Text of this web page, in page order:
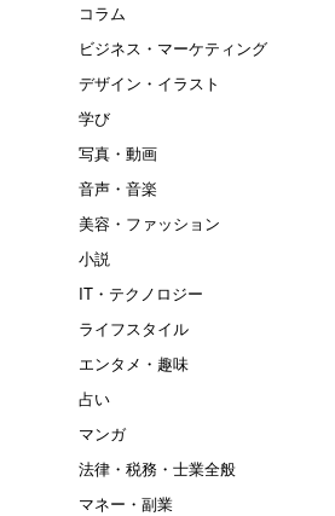
コラム
ビジネス・マーケティング
デザイン・イラスト
学び
写真・動画
音声・音楽
美容・ファッション
小説
IT・テクノロジー
ライフスタイル
エンタメ・趣味
占い
マンガ
法律・税務・士業全般
マネー・副業